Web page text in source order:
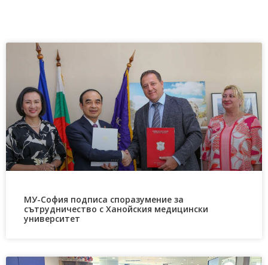
МУ-София подписа споразумение за
сътрудничество с Ханойския медицински
университет